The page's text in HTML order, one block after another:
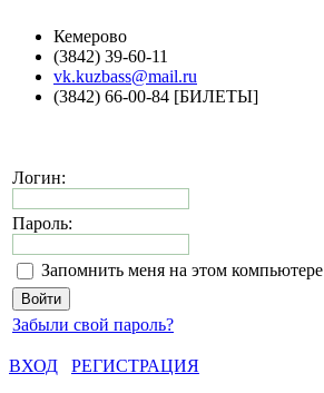
Кемерово
(3842) 39-60-11
vk.kuzbass@mail.ru
(3842) 66-00-84 [БИЛЕТЫ]
Логин:
Пароль:
Запомнить меня на этом компьютере
Забыли свой пароль?
ВХОД
РЕГИСТРАЦИЯ